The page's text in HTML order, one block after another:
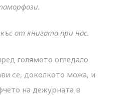
от книгата при нас.
голямото огледало
се, доколкото можа, и
на дежурната в